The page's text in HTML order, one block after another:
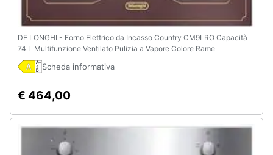
DE LONGHI - Forno Elettrico da Incasso Country CM9LRO Capacità
74 L Multifunzione Ventilato Pulizia a Vapore Colore Rame
Scheda informativa
€ 464,00